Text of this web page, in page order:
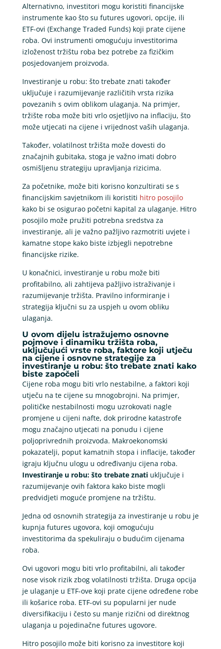
Alternativno, investitori mogu koristiti financijske
instrumente kao što su futures ugovori, opcije, ili
ETF-ovi (Exchange Traded Funds) koji prate cijene
roba. Ovi instrumenti omogućuju investitorima
izloženost tržištu roba bez potrebe za fizičkim
posjedovanjem proizvoda.
Investiranje u robu: što trebate znati također
uključuje i razumijevanje različitih vrsta rizika
povezanih s ovim oblikom ulaganja. Na primjer,
tržište roba može biti vrlo osjetljivo na inflaciju, što
može utjecati na cijene i vrijednost vaših ulaganja.
Također, volatilnost tržišta može dovesti do
značajnih gubitaka, stoga je važno imati dobro
osmišljenu strategiju upravljanja rizicima.
Za početnike, može biti korisno konzultirati se s
financijskim savjetnikom ili koristiti hitro posojilo
kako bi se osigurao početni kapital za ulaganje. Hitro
posojilo može pružiti potrebna sredstva za
investiranje, ali je važno pažljivo razmotriti uvjete i
kamatne stope kako biste izbjegli nepotrebne
financijske rizike.
U konačnici, investiranje u robu može biti
profitabilno, ali zahtijeva pažljivo istraživanje i
razumijevanje tržišta. Pravilno informiranje i
strategija ključni su za uspjeh u ovom obliku
ulaganja.
U ovom dijelu istražujemo osnovne
pojmove i dinamiku tržišta roba,
uključujući vrste roba, faktore koji utječu
na cijene i osnovne strategije za
investiranje u robu: što trebate znati kako
biste započeli
Cijene roba mogu biti vrlo nestabilne, a faktori koji
utječu na te cijene su mnogobrojni. Na primjer,
političke nestabilnosti mogu uzrokovati nagle
promjene u cijeni nafte, dok prirodne katastrofe
mogu značajno utjecati na ponudu i cijene
poljoprivrednih proizvoda. Makroekonomski
pokazatelji, poput kamatnih stopa i inflacije, također
igraju ključnu ulogu u određivanju cijena roba.
Investiranje u robu: što trebate znatiuključuje i
razumijevanje ovih faktora kako biste mogli
predvidjeti moguće promjene na tržištu.
Jedna od osnovnih strategija za investiranje u robu je
kupnja futures ugovora, koji omogućuju
investitorima da spekuliraju o budućim cijenama
roba.
Ovi ugovori mogu biti vrlo profitabilni, ali također
nose visok rizik zbog volatilnosti tržišta. Druga opcija
je ulaganje u ETF-ove koji prate cijene određene robe
ili košarice roba. ETF-ovi su popularni jer nude
diversifikaciju i često su manje rizični od direktnog
ulaganja u pojedinačne futures ugovore.
Hitro posojilo može biti korisno za investitore koji